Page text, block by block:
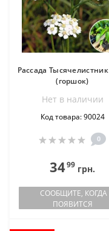
Рассада
(горшок)
Нет в наличии
Код товара: 90024
0
3499 грн.
СООБЩИТЕ, КОГДА
ПОЯВИТСЯ